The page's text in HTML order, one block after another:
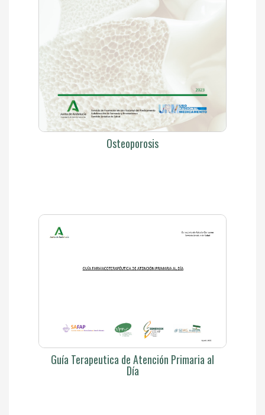
Osteoporosis
Guía Terapeutica de Atención Primaria al
Día